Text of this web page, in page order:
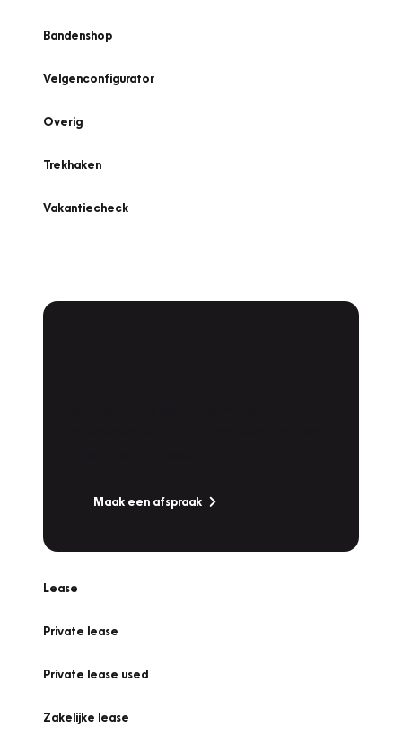
Bandenshop
Velgenconfigurator
Overig
Trekhaken
Vakantiecheck
Maak een afspraak
Lease
Private lease
Private lease used
Zakelijke lease